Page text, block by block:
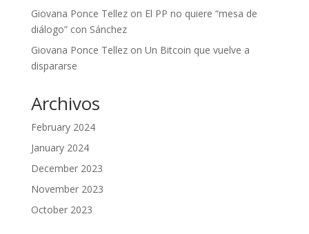
Giovana Ponce Tellezon El PP no quiere “mesa de
diálogo” con Sánchez
Giovana Ponce Tellezon Un Bitcoin que vuelve a
dispararse
Archivos
February 2024
January 2024
December 2023
November 2023
October 2023